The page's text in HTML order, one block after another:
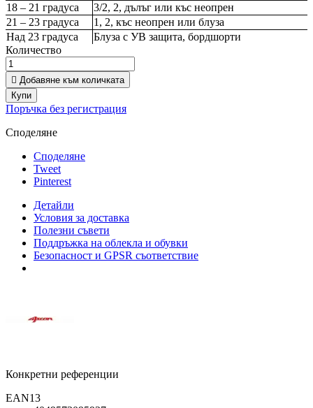
18 – 21 градуса
3/2, 2, дълъг или къс неопрен
21 – 23 градуса
1, 2, къс неопрен или блуза
Над 23 градуса
Блуза с УВ защита, бордшорти
Количество
 Добавяне към количката
Купи
Поръчка без регистрация
Споделяне
Споделяне
Tweet
Pinterest
Детайли
Условия за доставка
Полезни съвети
Поддръжка на облекла и обувки
Безопасност и GPSR съответствие
Конкретни референции
EAN13